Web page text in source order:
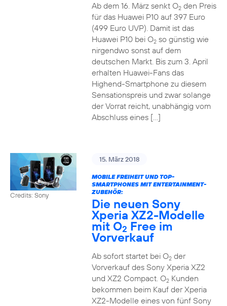
Ab dem 16. März senkt O2den Preis
für das Huawei P10 auf 397 Euro
(499 Euro UVP). Damit ist das
Huawei P10 bei O2so günstig wie
nirgendwo sonst auf dem
deutschen Markt. Bis zum 3. April
erhalten Huawei-Fans das
Highend-Smartphone zu diesem
Sensationspreis und zwar solange
der Vorrat reicht, unabhängig vom
Abschluss eines […]
Credits: Sony
15. März 2018
MOBILE FREIHEIT UND TOP-
SMARTPHONES MIT ENTERTAINMENT-
ZUBEHÖR:
Die neuen Sony
Xperia XZ2-Modelle
mit O2 Free im
Vorverkauf
Ab sofort startet bei O2der
Vorverkauf des Sony Xperia XZ2
und XZ2 Compact. O2Kunden
bekommen beim Kauf der Xperia
XZ2-Modelle eines von fünf Sony